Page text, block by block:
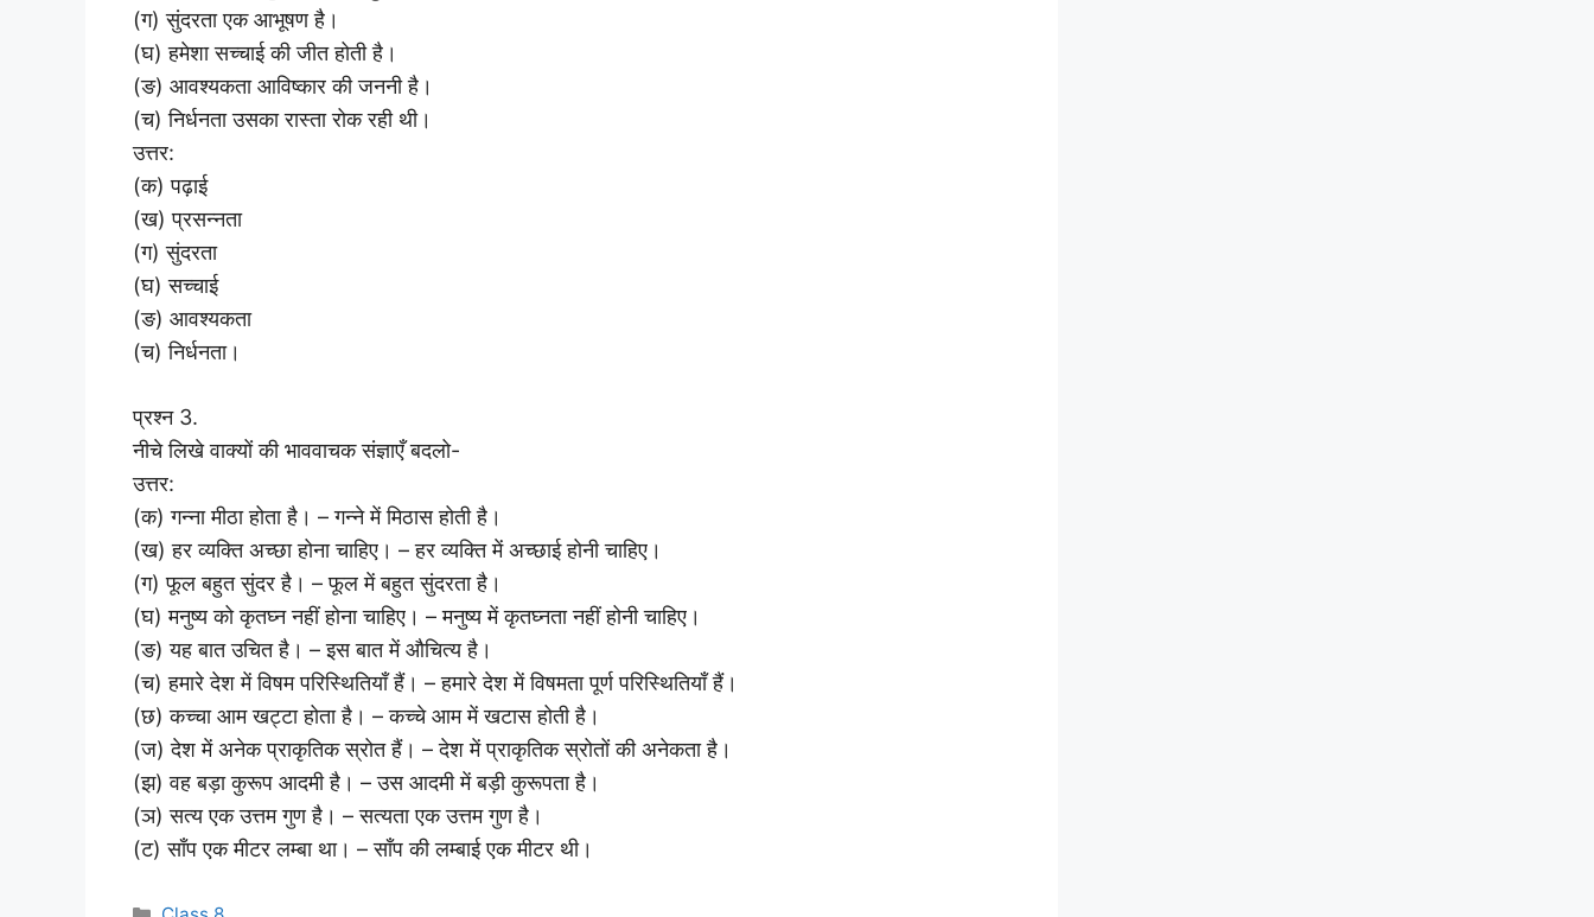
(ग) सुंदरता एक आभूषण है।
(घ) हमेशा सच्चाई की जीत होती है।
(ङ) आवश्यकता आविष्कार की जननी है।
(च) निर्धनता उसका रास्ता रोक रही थी।
उत्तर:
(क) पढ़ाई
(ख) प्रसन्नता
(ग) सुंदरता
(घ) सच्चाई
(ङ) आवश्यकता
(च) निर्धनता।
प्रश्न 3.
नीचे लिखे वाक्यों की भाववाचक संज्ञाएँ बदलो-
उत्तर:
(क) गन्ना मीठा होता है। – गन्ने में मिठास होती है।
(ख) हर व्यक्ति अच्छा होना चाहिए। – हर व्यक्ति में अच्छाई होनी चाहिए।
(ग) फूल बहुत सुंदर है। – फूल में बहुत सुंदरता है।
(घ) मनुष्य को कृतघ्न नहीं होना चाहिए। – मनुष्य में कृतघ्नता नहीं होनी चाहिए।
(ङ) यह बात उचित है। – इस बात में औचित्य है।
(च) हमारे देश में विषम परिस्थितियाँ हैं। – हमारे देश में विषमता पूर्ण परिस्थितियाँ हैं।
(छ) कच्चा आम खट्टा होता है। – कच्चे आम में खटास होती है।
(ज) देश में अनेक प्राकृतिक स्रोत हैं। – देश में प्राकृतिक स्रोतों की अनेकता है।
(झ) वह बड़ा कुरूप आदमी है। – उस आदमी में बड़ी कुरूपता है।
(ञ) सत्य एक उत्तम गुण है। – सत्यता एक उत्तम गुण है।
(ट) साँप एक मीटर लम्बा था। – साँप की लम्बाई एक मीटर थी।